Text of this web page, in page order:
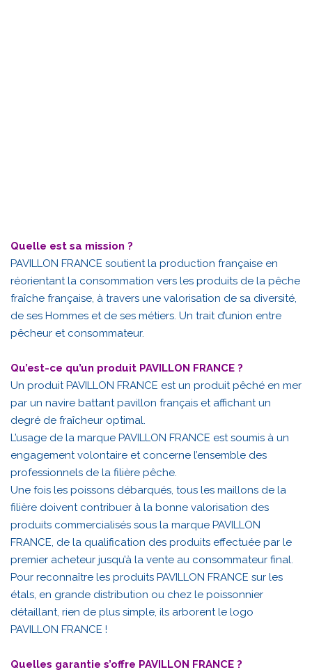
Quelle est sa mission ?
PAVILLON FRANCE soutient la production française en
réorientant la consommation vers les produits de la pêche
fraîche française, à travers une valorisation de sa diversité,
de ses Hommes et de ses métiers. Un trait d’union entre
pêcheur et consommateur.
Qu’est-ce qu’un produit PAVILLON FRANCE ?
Un produit PAVILLON FRANCE est un produit pêché en mer
par un navire battant pavillon français et affichant un
degré de fraîcheur optimal.
L’usage de la marque PAVILLON FRANCE est soumis à un
engagement volontaire et concerne l’ensemble des
professionnels de la filière pêche.
Une fois les poissons débarqués, tous les maillons de la
filière doivent contribuer à la bonne valorisation des
produits commercialisés sous la marque PAVILLON
FRANCE, de la qualification des produits effectuée par le
premier acheteur jusqu’à la vente au consommateur final.
Pour reconnaître les produits PAVILLON FRANCE sur les
étals, en grande distribution ou chez le poissonnier
détaillant, rien de plus simple, ils arborent le logo
PAVILLON FRANCE !
Quelles garantie s’offre PAVILLON FRANCE ?